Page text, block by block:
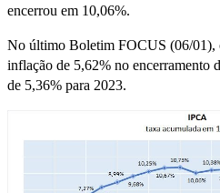
encerrou em 10,06%.
No último Boletim FOCUS (06/01),
inflação de 5,62% no encerramento
de 5,36% para 2023.